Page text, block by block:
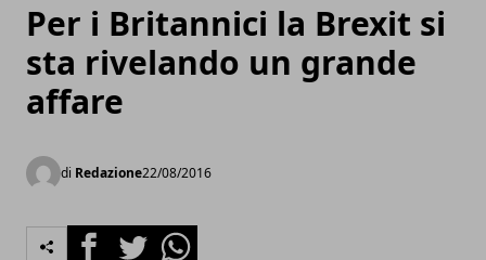
Per i Britannici la Brexit si
sta rivelando un grande
affare
di Redazione22/08/2016
FacebookTwitterWhatsapp